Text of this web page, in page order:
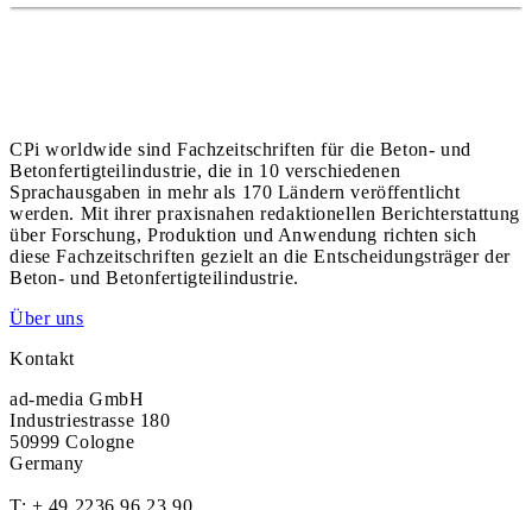
CPi worldwide sind Fachzeitschriften für die Beton- und
Betonfertigteilindustrie, die in 10 verschiedenen
Sprachausgaben in mehr als 170 Ländern veröffentlicht
werden. Mit ihrer praxisnahen redaktionellen Berichterstattung
über Forschung, Produktion und Anwendung richten sich
diese Fachzeitschriften gezielt an die Entscheidungsträger der
Beton- und Betonfertigteilindustrie.
Über uns
Kontakt
ad-media GmbH
Industriestrasse 180
50999 Cologne
Germany
T: + 49 2236 96 23 90